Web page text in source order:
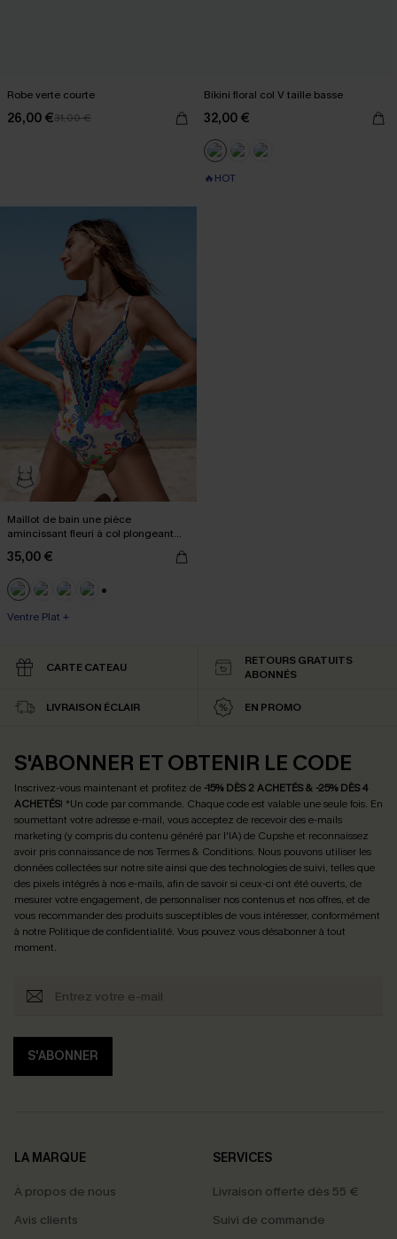
Robe verte courte
26,00 €31,00 €
Bikini floral col V taille basse
32,00 €
🔥HOT
Maillot de bain une pièce
amincissant fleuri à col plongeant
35,00 €
Ventre Plat +
CARTE CATEAU
RETOURS GRATUITS
ABONNÉS
LIVRAISON ÉCLAIR EN PROMO
S'ABONNER ET OBTENIR LE CODE
Inscrivez-vous maintenant et profitez de -15% DÈS 2 ACHETÉS & -25% DÈS 4
ACHETÉS! *Un code par commande. Chaque code est valable une seule fois. En
soumettant votre adresse e-mail, vous acceptez de recevoir des e-mails
marketing (y compris du contenu généré par l'IA) de Cupshe et reconnaissez
avoir pris connaissance de nosTermes & Conditions. Nous pouvons utiliser les
données collectées sur notre site ainsi que des technologies de suivi, telles que
des pixels intégrés à nos e-mails, afin de savoir si ceux-ci ont été ouverts, de
mesurer votre engagement, de personnaliser nos contenus et nos offres, et de
vous recommander des produits susceptibles de vous intéresser, conformément
à notre Politique de confidentialité. Vous pouvez vous désabonner à tout
moment.
S'ABONNER
LA MARQUE
À propos de nous
Avis clients
SERVICES
Livraison offerte dès 55 €
Suivi de commande